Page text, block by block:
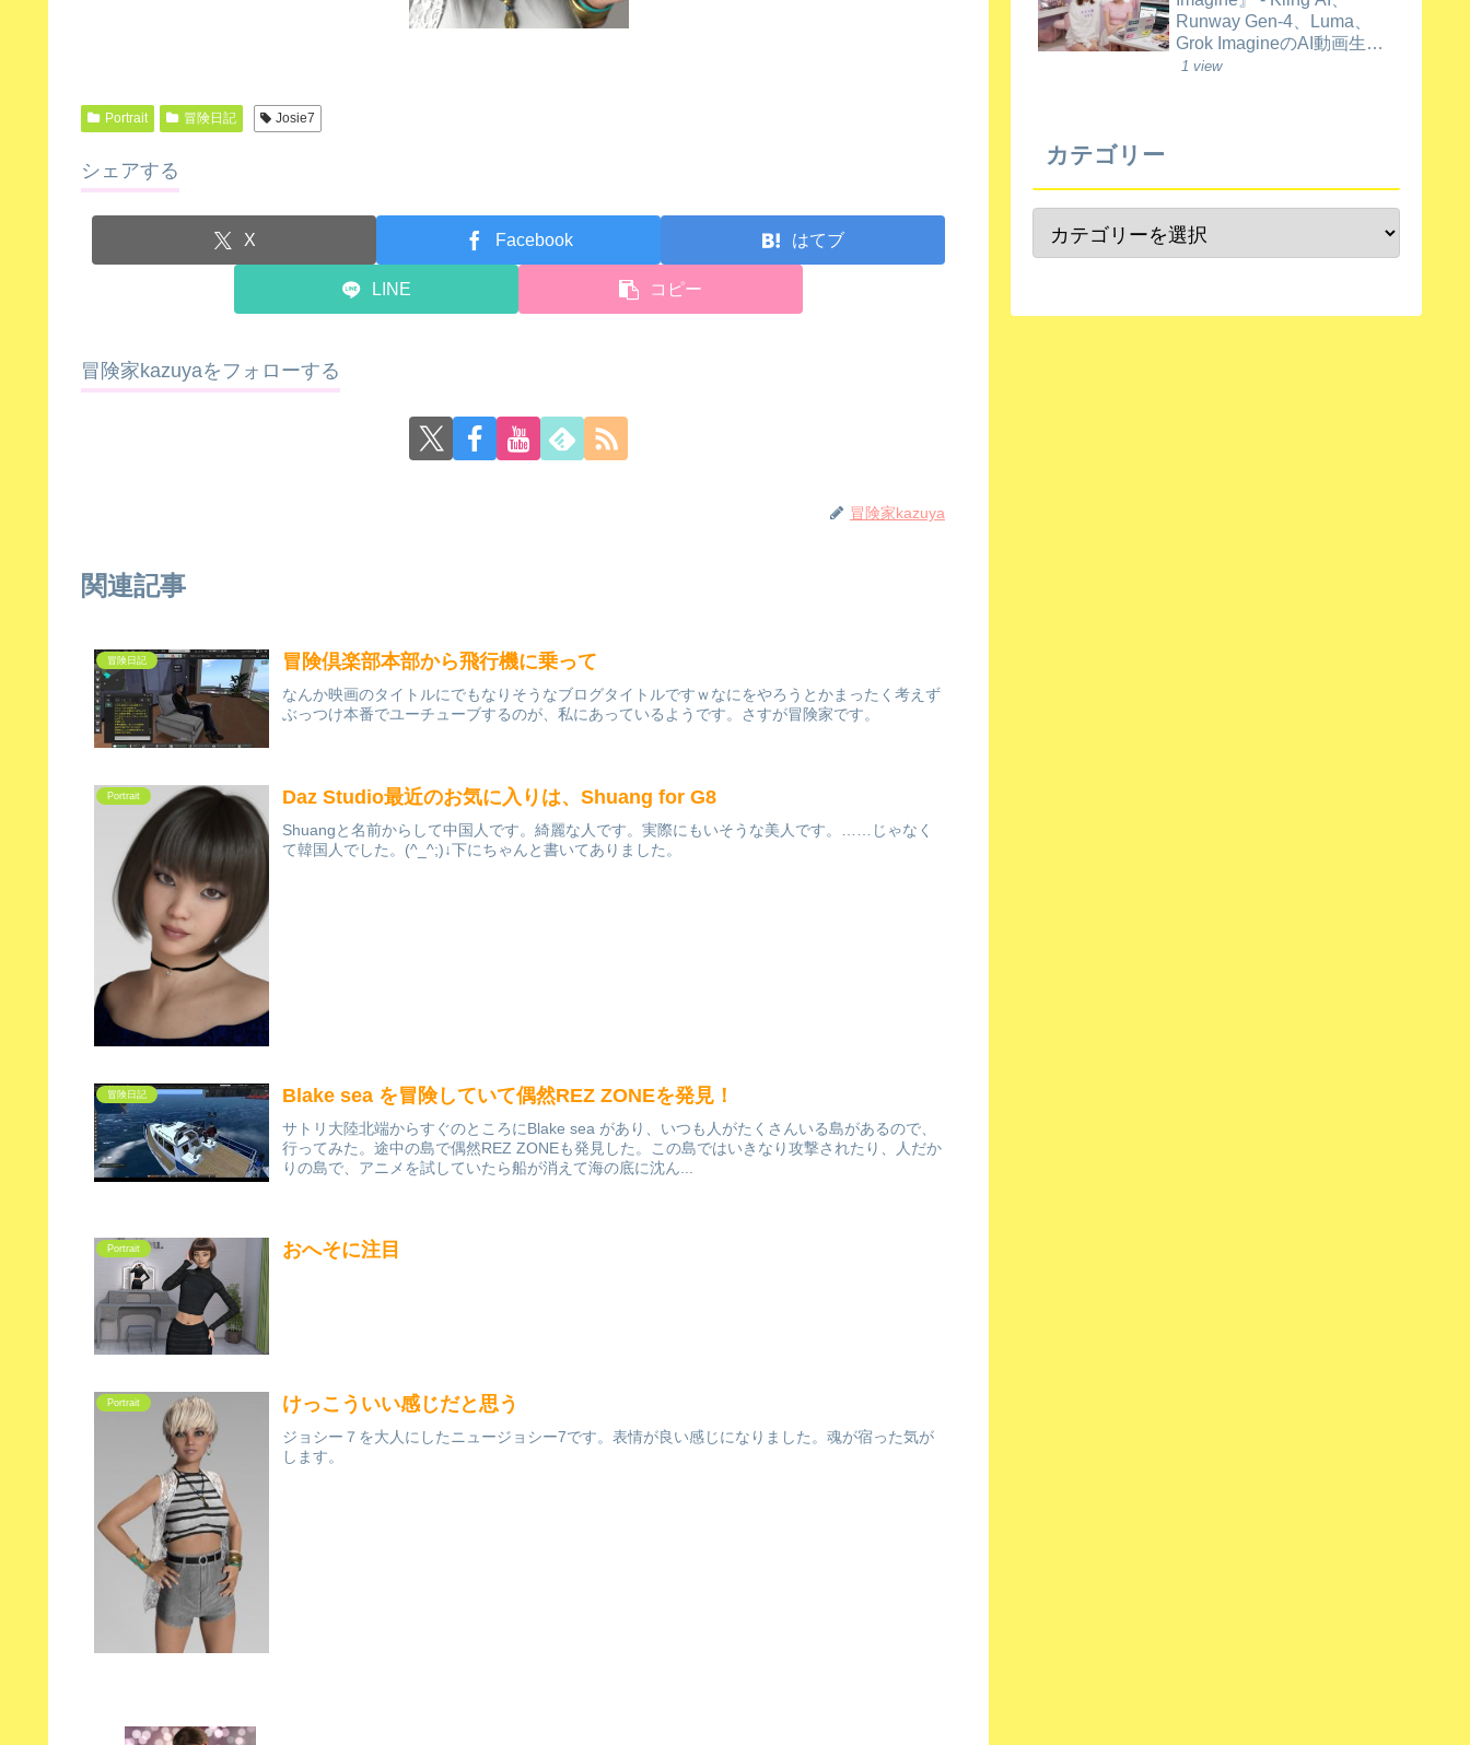
Portrait 冒険日記 Josie7
シェアする
X Facebook はてブ
LINE コピー
冒険家kazuyaをフォローする
冒険家kazuya
関連記事
冒険日記 冒険倶楽部本部から飛行機に乗って
なんか映画のタイトルにでもなりそうなブログタイトルですｗなにをやろうとかまったく考えず
ぶっつけ本番でユーチューブするのが、私にあっているようです。さすが冒険家です。
Portrait Daz Studio最近のお気に入りは、Shuang for G8
Shuangと名前からして中国人です。綺麗な人です。実際にもいそうな美人です。……じゃなく
て韓国人でした。(^_^;)↓下にちゃんと書いてありました。
冒険日記 Blake sea を冒険していて偶然REZ ZONEを発見！
サトリ大陸北端からすぐのところにBlake sea があり、いつも人がたくさんいる島があるので、
行ってみた。途中の島で偶然REZ ZONEも発見した。この島ではいきなり攻撃されたり、人だか
りの島で、アニメを試していたら船が消えて海の底に沈ん...
Portrait おへそに注目
Portrait けっこういい感じだと思う
ジョシー７を大人にしたニュージョシー7です。表情が良い感じになりました。魂が宿った気が
します。
Runway Gen-4、Luma、
Grok ImagineのAI動画生成
比較（2026年6月時点）
1 view
カテゴリー